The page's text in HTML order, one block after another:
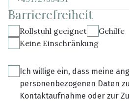
Barrierefreiheit
Rollstuhl geeignet
Gehilfe
Keine Einschränkung
Ich willige ein, dass meine
personenbezogenen Daten
Kontaktaufnahme oder zur